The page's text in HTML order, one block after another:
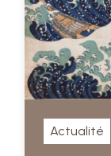
Actualité